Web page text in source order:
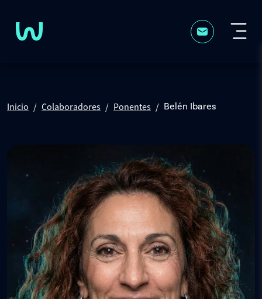
Inicio Colaboradores Ponentes Belén Ibares